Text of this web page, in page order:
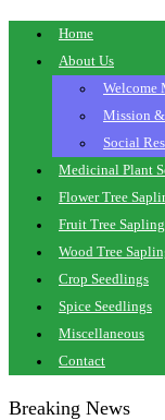
Home
About Us
Welcome
Mission
Social
Medicinal Plant
Flower Tree
Fruit Tree
Wood Tree
Crop Seedlings
Spice Seedlings
Miscellaneous
Contact
Breaking News